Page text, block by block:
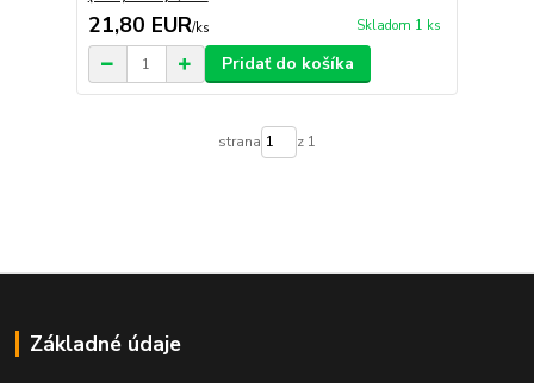
21,80 EUR/ks Skladom 1 ks
Pridať do košíka
strana z 1
Základné údaje